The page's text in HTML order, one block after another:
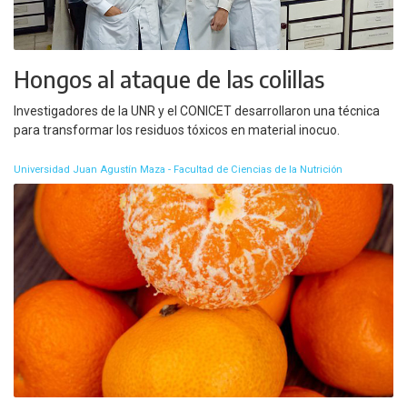
Hongos al ataque de las colillas
Investigadores de la UNR y el CONICET desarrollaron una técnica
para transformar los residuos tóxicos en material inocuo.
Universidad Juan Agustín Maza - Facultad de Ciencias de la Nutrición